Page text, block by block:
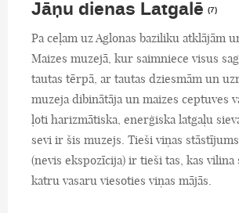
Jāņu dienas Latgalē (7)
Pa ceļam uz Aglonas baziliku atklājām
Maizes muzejā, kur saimniece visus
tautas tērpā, ar tautas dziesmām un
muzeja dibinātāja un maizes ceptuves
ļoti harizmātiska, enerģiska latgaļu
sevi ir šis muzejs. Tieši viņas
(nevis ekspozīcija) ir tieši tas, kas
katru vasaru viesoties viņas mājās.